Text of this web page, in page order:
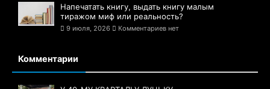
Напечатать книгу, выдать книгу малым
тиражом миф или реальность?
9 июля, 2026 Комментариев нет
Комментарии